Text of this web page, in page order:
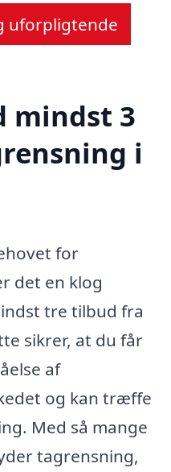
uforpligtende
mindst 3
i
for
det en klog
tre tilbud fra
sikrer, at du får
af
og kan træffe
Med så mange
tagrensning,